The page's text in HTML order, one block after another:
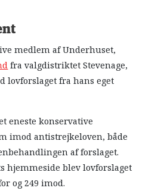
medlem af Underhuset,
fra valgdistriktet Stevenage,
lovforslaget fra hans eget
eneste konservative
imod antistrejkeloven, både
af forslaget.
hjemmeside blev lovforslaget
og 249 imod.